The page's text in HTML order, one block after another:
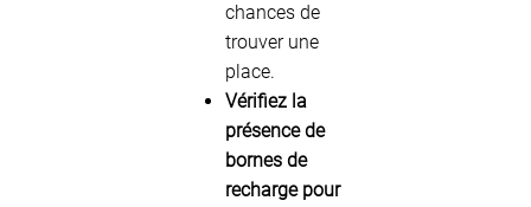
chances de
trouver une
place.
Vérifiez la
présence de
bornes de
recharge pour